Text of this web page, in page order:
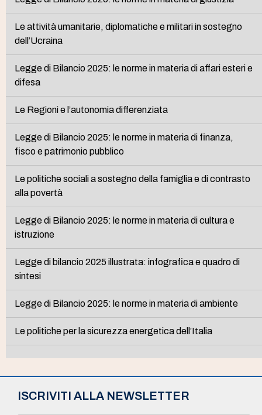
Le attività umanitarie, diplomatiche e militari in sostegno
dell’Ucraina
Legge di Bilancio 2025: le norme in materia di affari esteri e
difesa
Le Regioni e l’autonomia differenziata
Legge di Bilancio 2025: le norme in materia di finanza,
fisco e patrimonio pubblico
Le politiche sociali a sostegno della famiglia e di contrasto
alla povertà
Legge di Bilancio 2025: le norme in materia di cultura e
istruzione
Legge di bilancio 2025 illustrata: infografica e quadro di
sintesi
Legge di Bilancio 2025: le norme in materia di ambiente
Le politiche per la sicurezza energetica dell’Italia
ISCRIVITI ALLA NEWSLETTER